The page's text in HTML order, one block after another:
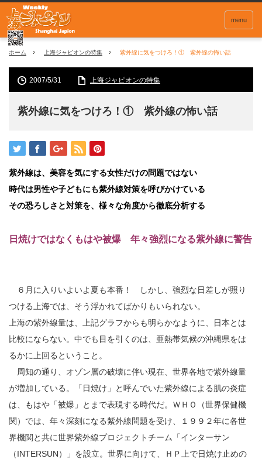
menu
ホーム 上海ジャピオンの特集 紫外線に気をつけろ！① 紫外線の怖い話
2007/5/31 上海ジャピオンの特集
紫外線に気をつけろ！① 紫外線の怖い話
紫外線は、美容を気にする女性だけの問題ではない
時代は男性や子どもにも紫外線対策を呼びかけている
その恐ろしさと対策を、様々な角度から徹底分析する
日焼けではなくもはや被爆 年々強烈になる紫外線に警告
６月に入りいよいよ夏も本番！ しかし、強烈な日差しが照り
つける上海では、そう浮かれてばかりもいられない。
上海の紫外線量は、上記グラフからも明らかなように、日本とは
比較にならない。中でも目を引くのは、亜熱帯気候の沖縄県をは
るかに上回るということ。
周知の通り、オゾン層の破壊に伴い現在、世界各地で紫外線量
が増加している。「日焼け」と呼んでいた紫外線による肌の炎症
は、もはや「被爆」とまで表現する時代だ。ＷＨＯ（世界保健機
関）では、年々深刻になる紫外線問題を受け、１９９２年に各世
界機関と共に世界紫外線プロジェクトチーム「インターサン
（INTERSUN）」を設立。世界に向けて、ＨＰ上で日焼け止めの